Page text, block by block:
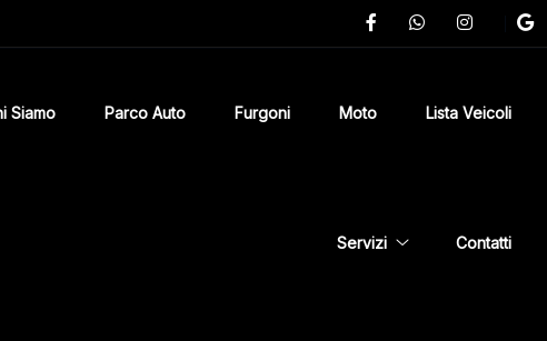
Siamo Parco Auto Furgoni Moto Lista Veicoli
Servizi Contatti